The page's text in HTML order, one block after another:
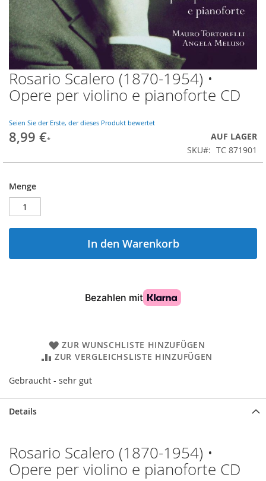
Zum
Anfang
der
springen
Rosario Scalero (1870-1954) •
Opere per violino e pianoforte CD
Seien Sie der Erste, der dieses Produkt bewertet
8,99 €
AUF LAGER
SKU
TC 871901
Menge
In den Warenkorb
ZUR WUNSCHLISTE HINZUFÜGEN
ZUR VERGLEICHSLISTE HINZUFÜGEN
Gebraucht - sehr gut
Details
Rosario Scalero (1870-1954) •
Opere per violino e pianoforte CD